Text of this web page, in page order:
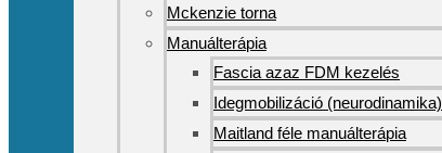
Mckenzie torna
Manuálterápia
Fascia azaz FDM kezelés
Idegmobilizáció (neurodinamika)
Maitland féle manuálterápia